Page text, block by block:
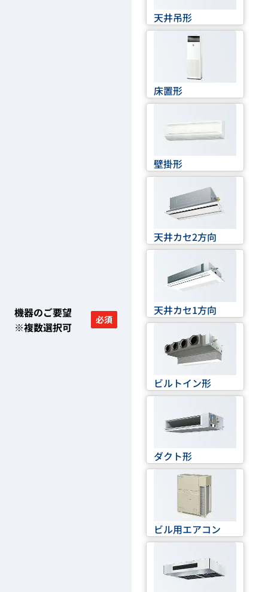
機器のご要望
※複数選択可
必須
天井吊形
床置形
壁掛形
天井カセ2方向
天井カセ1方向
ビルトイン形
ダクト形
ビル用エアコン